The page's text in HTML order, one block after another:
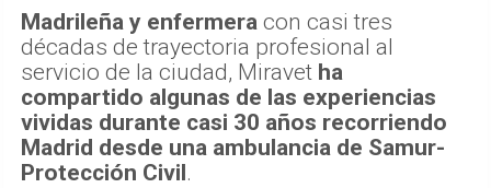
Madrileña y enfermera con casi tres
décadas de trayectoria profesional al
servicio de la ciudad, Miravet ha
compartido algunas de las experiencias
vividas durante casi 30 años recorriendo
Madrid desde una ambulancia de Samur-
Protección Civil.